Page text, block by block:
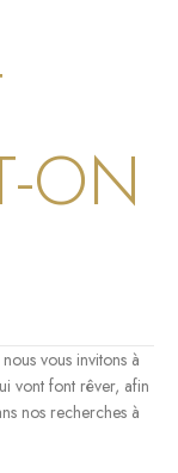
ON
vous invitons à
vont font rêver, afin
nos recherches à